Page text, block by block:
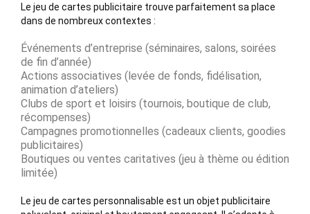
Le jeu de cartes publicitaire trouve parfaitement sa place
dans de nombreux contextes :
Événements d’entreprise (séminaires, salons, soirées
de fin d’année)
Actions associatives (levée de fonds, fidélisation,
animation d’ateliers)
Clubs de sport et loisirs (tournois, boutique de club,
récompenses)
Campagnes promotionnelles (cadeaux clients, goodies
publicitaires)
Boutiques ou ventes caritatives (jeu à thème ou édition
limitée)
Le jeu de cartes personnalisable est un objet publicitaire